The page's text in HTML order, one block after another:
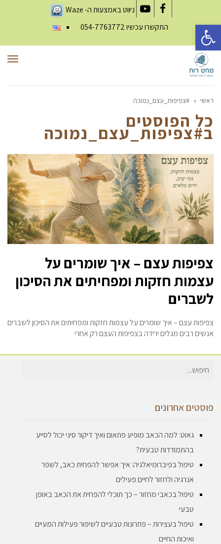
Facebook
YouTube
ניווט באמצעות ה-Waze
התקשרו עכשיו054-7763772
ראשי » #צפיפות_עצם_נמוכה
כל הפוסטים
ב#צפיפות_עצם_נמוכה
צפיפות עצם – איך שומרים על
עצמות חזקות ומפחיתים את הסיכון
לשברים
צפיפות עצם – איך שומרים על עצמות חזקות ומפחיתים את הסיכון לשברים
אנשים רבים מגלים ירידה בצפיפות העצם רק אחרי
חיפוש
פוסטים אחרונים
גאוט: למה הכאב מופיע פתאום ואיך דיקור סיני יכול לסייע
בהתמודדות טבעית?
טיפול בפיברומיאלגיה: איך אפשר להפחית כאב, לשפר
אנרגיה ולחזור לחיים פעילים
טיפול בכאבי מחזור – כך תוכלי להפחית את הכאב באופן
טבעי
טיפול בעצירות – פתרונות טבעיים לשיפור פעילות המעיים
ואיכות החיים
פתח סרגל נגישות